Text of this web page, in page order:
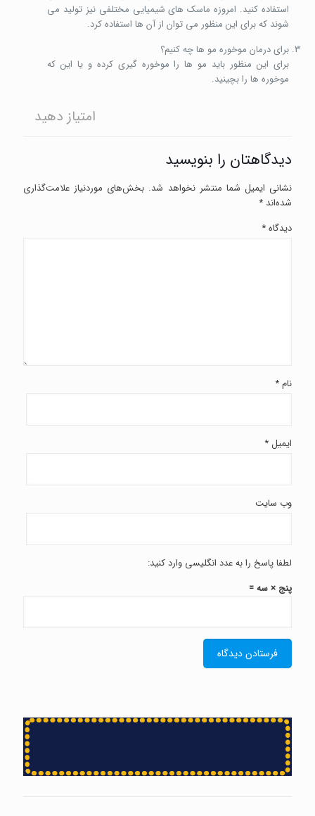
استفاده کنید. امروزه ماسک های شیمیایی مختلفی نیز تولید می
شوند که برای این منظور می توان از آن ها استفاده کرد.
برای درمان موخوره مو ها چه کنیم؟
برای این منظور باید مو ها را موخوره گیری کرده و یا این که
موخوره ها را بچینید.
امتیاز دهید
دیدگاهتان را بنویسید
نشانی ایمیل شما منتشر نخواهد شد. بخش‌های موردنیاز علامت‌گذاری
شده‌اند *
دیدگاه*
نام*
ایمیل *
وب‌ سایت
لطفا پاسخ را به عدد انگلیسی وارد کنید:
پنج × سه =